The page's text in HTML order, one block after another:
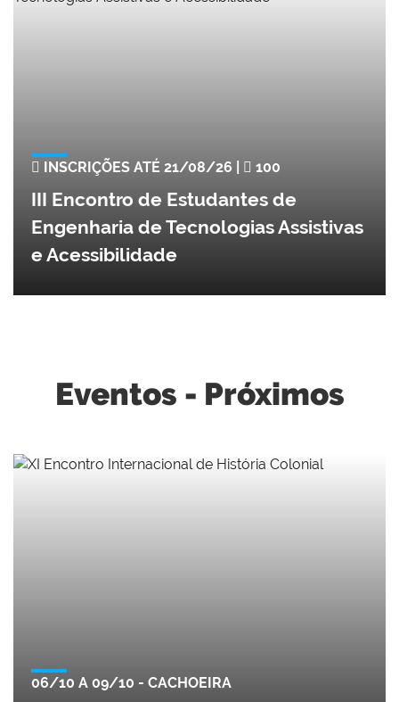
INSCRIÇÕES ATÉ 21/08/26 | 100
III Encontro de Estudantes de
Engenharia de Tecnologias Assistivas
e Acessibilidade
Eventos - Próximos
06/10 A 09/10 - CACHOEIRA